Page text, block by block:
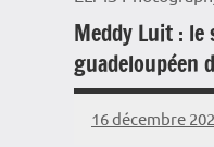
Meddy Luit :
guadeloupéen
16 décembre